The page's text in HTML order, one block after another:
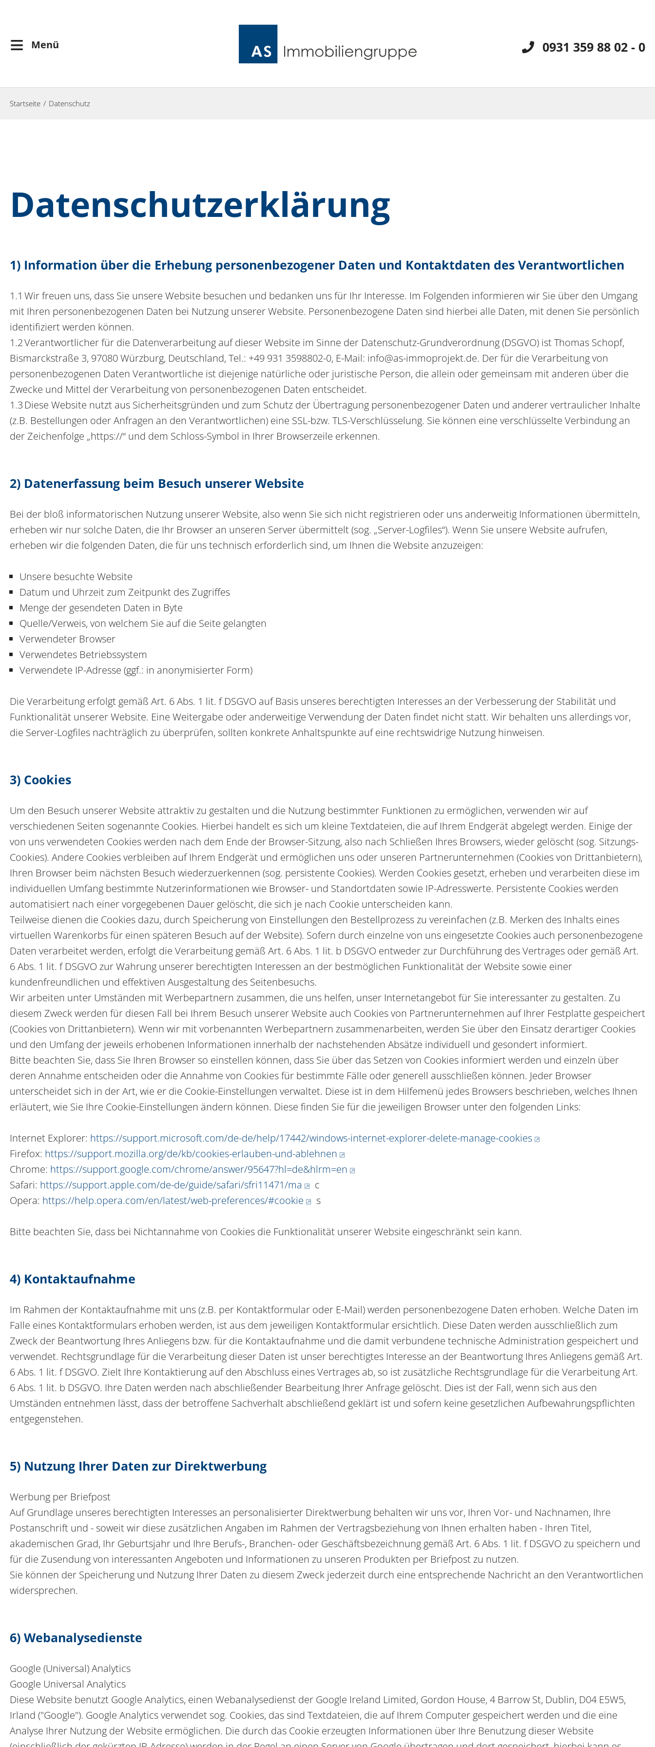
≡ Menü 0931 359 88 02 - 0
Startseite Datenschutz
Datenschutzerklärung
1) Information über die Erhebung personenbezogener Daten und Kontaktdaten des Verantwortlichen
1.1 Wir freuen uns, dass Sie unsere Website besuchen und bedanken uns für Ihr Interesse. Im Folgenden informieren wir Sie über den Umgang
mit Ihren personenbezogenen Daten bei Nutzung unserer Website. Personenbezogene Daten sind hierbei alle Daten, mit denen Sie persönlich
identifiziert werden können.
1.2 Verantwortlicher für die Datenverarbeitung auf dieser Website im Sinne der Datenschutz-Grundverordnung (DSGVO) ist Thomas Schopf,
Bismarckstraße 3, 97080 Würzburg, Deutschland, Tel.: +49 931 3598802-0, E-Mail: info@as-immoprojekt.de. Der für die Verarbeitung von
personenbezogenen Daten Verantwortliche ist diejenige natürliche oder juristische Person, die allein oder gemeinsam mit anderen über die
Zwecke und Mittel der Verarbeitung von personenbezogenen Daten entscheidet.
1.3 Diese Website nutzt aus Sicherheitsgründen und zum Schutz der Übertragung personenbezogener Daten und anderer vertraulicher Inhalte
(z.B. Bestellungen oder Anfragen an den Verantwortlichen) eine SSL-bzw. TLS-Verschlüsselung. Sie können eine verschlüsselte Verbindung an
der Zeichenfolge „https://“ und dem Schloss-Symbol in Ihrer Browserzeile erkennen.
2) Datenerfassung beim Besuch unserer Website
Bei der bloß informatorischen Nutzung unserer Website, also wenn Sie sich nicht registrieren oder uns anderweitig Informationen übermitteln,
erheben wir nur solche Daten, die Ihr Browser an unseren Server übermittelt (sog. „Server-Logfiles“). Wenn Sie unsere Website aufrufen,
erheben wir die folgenden Daten, die für uns technisch erforderlich sind, um Ihnen die Website anzuzeigen:
Unsere besuchte Website
Datum und Uhrzeit zum Zeitpunkt des Zugriffes
Menge der gesendeten Daten in Byte
Quelle/Verweis, von welchem Sie auf die Seite gelangten
Verwendeter Browser
Verwendetes Betriebssystem
Verwendete IP-Adresse (ggf.: in anonymisierter Form)
Die Verarbeitung erfolgt gemäß Art. 6 Abs. 1 lit. f DSGVO auf Basis unseres berechtigten Interesses an der Verbesserung der Stabilität und
Funktionalität unserer Website. Eine Weitergabe oder anderweitige Verwendung der Daten findet nicht statt. Wir behalten uns allerdings vor,
die Server-Logfiles nachträglich zu überprüfen, sollten konkrete Anhaltspunkte auf eine rechtswidrige Nutzung hinweisen.
3) Cookies
Um den Besuch unserer Website attraktiv zu gestalten und die Nutzung bestimmter Funktionen zu ermöglichen, verwenden wir auf
verschiedenen Seiten sogenannte Cookies. Hierbei handelt es sich um kleine Textdateien, die auf Ihrem Endgerät abgelegt werden. Einige der
von uns verwendeten Cookies werden nach dem Ende der Browser-Sitzung, also nach Schließen Ihres Browsers, wieder gelöscht (sog. Sitzungs-
Cookies). Andere Cookies verbleiben auf Ihrem Endgerät und ermöglichen uns oder unseren Partnerunternehmen (Cookies von Drittanbietern),
Ihren Browser beim nächsten Besuch wiederzuerkennen (sog. persistente Cookies). Werden Cookies gesetzt, erheben und verarbeiten diese im
individuellen Umfang bestimmte Nutzerinformationen wie Browser- und Standortdaten sowie IP-Adresswerte. Persistente Cookies werden
automatisiert nach einer vorgegebenen Dauer gelöscht, die sich je nach Cookie unterscheiden kann.
Teilweise dienen die Cookies dazu, durch Speicherung von Einstellungen den Bestellprozess zu vereinfachen (z.B. Merken des Inhalts eines
virtuellen Warenkorbs für einen späteren Besuch auf der Website). Sofern durch einzelne von uns eingesetzte Cookies auch personenbezogene
Daten verarbeitet werden, erfolgt die Verarbeitung gemäß Art. 6 Abs. 1 lit. b DSGVO entweder zur Durchführung des Vertrages oder gemäß Art.
6 Abs. 1 lit. f DSGVO zur Wahrung unserer berechtigten Interessen an der bestmöglichen Funktionalität der Website sowie einer
kundenfreundlichen und effektiven Ausgestaltung des Seitenbesuchs.
Wir arbeiten unter Umständen mit Werbepartnern zusammen, die uns helfen, unser Internetangebot für Sie interessanter zu gestalten. Zu
diesem Zweck werden für diesen Fall bei Ihrem Besuch unserer Website auch Cookies von Partnerunternehmen auf Ihrer Festplatte gespeichert
(Cookies von Drittanbietern). Wenn wir mit vorbenannten Werbepartnern zusammenarbeiten, werden Sie über den Einsatz derartiger Cookies
und den Umfang der jeweils erhobenen Informationen innerhalb der nachstehenden Absätze individuell und gesondert informiert.
Bitte beachten Sie, dass Sie Ihren Browser so einstellen können, dass Sie über das Setzen von Cookies informiert werden und einzeln über
deren Annahme entscheiden oder die Annahme von Cookies für bestimmte Fälle oder generell ausschließen können. Jeder Browser
unterscheidet sich in der Art, wie er die Cookie-Einstellungen verwaltet. Diese ist in dem Hilfemenü jedes Browsers beschrieben, welches Ihnen
erläutert, wie Sie Ihre Cookie-Einstellungen ändern können. Diese finden Sie für die jeweiligen Browser unter den folgenden Links:
Internet Explorer: https://support.microsoft.com/de-de/help/17442/windows-internet-explorer-delete-manage-cookies
Firefox: https://support.mozilla.org/de/kb/cookies-erlauben-und-ablehnen
Chrome: https://support.google.com/chrome/answer/95647?hl=de&hlrm=en
Safari: https://support.apple.com/de-de/guide/safari/sfri11471/ma
c
Opera: https://help.opera.com/en/latest/web-preferences/#cookie s
Bitte beachten Sie, dass bei Nichtannahme von Cookies die Funktionalität unserer Website eingeschränkt sein kann.
4) Kontaktaufnahme
Im Rahmen der Kontaktaufnahme mit uns (z.B. per Kontaktformular oder E-Mail) werden personenbezogene Daten erhoben. Welche Daten im
Falle eines Kontaktformulars erhoben werden, ist aus dem jeweiligen Kontaktformular ersichtlich. Diese Daten werden ausschließlich zum
Zweck der Beantwortung Ihres Anliegens bzw. für die Kontaktaufnahme und die damit verbundene technische Administration gespeichert und
verwendet. Rechtsgrundlage für die Verarbeitung dieser Daten ist unser berechtigtes Interesse an der Beantwortung Ihres Anliegens gemäß Art.
6 Abs. 1 lit. f DSGVO. Zielt Ihre Kontaktierung auf den Abschluss eines Vertrages ab, so ist zusätzliche Rechtsgrundlage für die Verarbeitung Art.
6 Abs. 1 lit. b DSGVO. Ihre Daten werden nach abschließender Bearbeitung Ihrer Anfrage gelöscht. Dies ist der Fall, wenn sich aus den
Umständen entnehmen lässt, dass der betroffene Sachverhalt abschließend geklärt ist und sofern keine gesetzlichen Aufbewahrungspflichten
entgegenstehen.
5) Nutzung Ihrer Daten zur Direktwerbung
Werbung per Briefpost
Auf Grundlage unseres berechtigten Interesses an personalisierter Direktwerbung behalten wir uns vor, Ihren Vor- und Nachnamen, Ihre
Postanschrift und - soweit wir diese zusätzlichen Angaben im Rahmen der Vertragsbeziehung von Ihnen erhalten haben - Ihren Titel,
akademischen Grad, Ihr Geburtsjahr und Ihre Berufs-, Branchen- oder Geschäftsbezeichnung gemäß Art. 6 Abs. 1 lit. f DSGVO zu speichern und
für die Zusendung von interessanten Angeboten und Informationen zu unseren Produkten per Briefpost zu nutzen.
Sie können der Speicherung und Nutzung Ihrer Daten zu diesem Zweck jederzeit durch eine entsprechende Nachricht an den Verantwortlichen
widersprechen.
6) Webanalysedienste
Google (Universal) Analytics
Google Universal Analytics
Diese Website benutzt Google Analytics, einen Webanalysedienst der Google Ireland Limited, Gordon House, 4 Barrow St, Dublin, D04 E5W5,
Irland ("Google"). Google Analytics verwendet sog. Cookies, das sind Textdateien, die auf Ihrem Computer gespeichert werden und die eine
Analyse Ihrer Nutzung der Website ermöglichen. Die durch das Cookie erzeugten Informationen über Ihre Benutzung dieser Website